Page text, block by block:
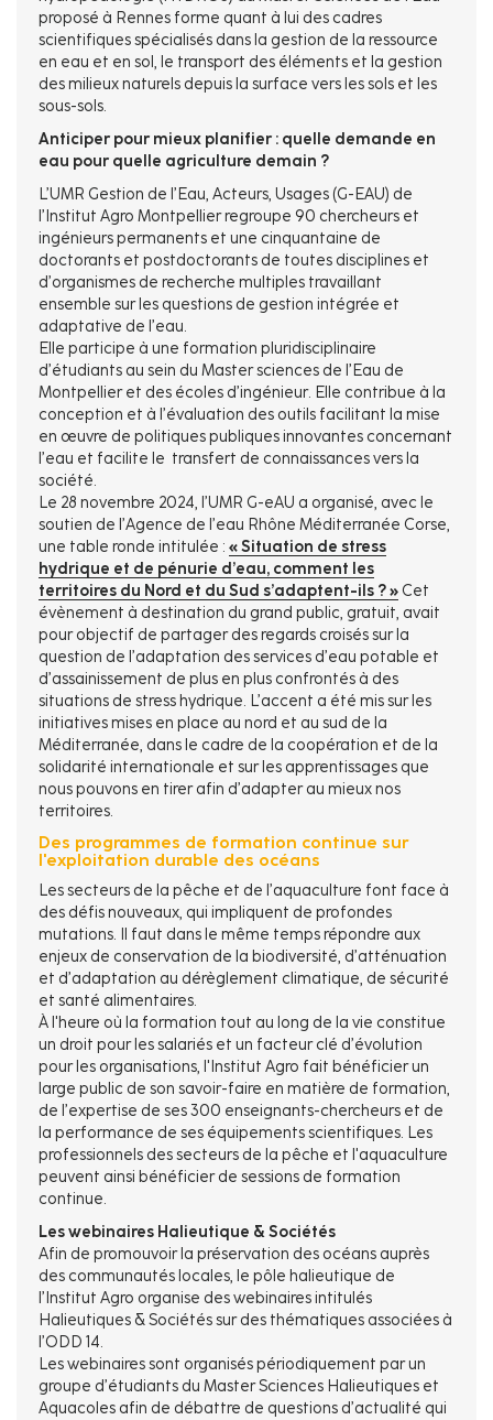
proposé à Rennes forme quant à lui des cadres
scientifiques spécialisés dans la gestion de la ressource
en eau et en sol, le transport des éléments et la gestion
des milieux naturels depuis la surface vers les sols et les
sous-sols.
Anticiper pour mieux planifier : quelle demande en
eau pour quelle agriculture demain ?
L’UMR Gestion de l’Eau, Acteurs, Usages (G-EAU) de
l’Institut Agro Montpellier regroupe 90 chercheurs et
ingénieurs permanents et une cinquantaine de
doctorants et postdoctorants de toutes disciplines et
d’organismes de recherche multiples travaillant
ensemble sur les questions de gestion intégrée et
adaptative de l’eau.
Elle participe à une formation pluridisciplinaire
d’étudiants au sein du Master sciences de l’Eau de
Montpellier et des écoles d’ingénieur. Elle contribue à la
conception et à l’évaluation des outils facilitant la mise
en œuvre de politiques publiques innovantes concernant
l’eau et facilite le transfert de connaissances vers la
société.
Le 28 novembre 2024, l’UMR G-eAU a organisé, avec le
soutien de l’Agence de l’eau Rhône Méditerranée Corse,
une table ronde intitulée : « Situation de stress
hydrique et de pénurie d’eau, comment les
territoires du Nord et du Sud s’adaptent-ils ? »Cet
évènement à destination du grand public, gratuit, avait
pour objectif de partager des regards croisés sur la
question de l’adaptation des services d’eau potable et
d’assainissement de plus en plus confrontés à des
situations de stress hydrique. L’accent a été mis sur les
initiatives mises en place au nord et au sud de la
Méditerranée, dans le cadre de la coopération et de la
solidarité internationale et sur les apprentissages que
nous pouvons en tirer afin d’adapter au mieux nos
territoires.
Des programmes de formation continue sur
l'exploitation durable des océans
Les secteurs de la pêche et de l’aquaculture font face à
des défis nouveaux, qui impliquent de profondes
mutations. Il faut dans le même temps répondre aux
enjeux de conservation de la biodiversité, d’atténuation
et d’adaptation au dérèglement climatique, de sécurité
et santé alimentaires.
À l'heure où la formation tout au long de la vie constitue
un droit pour les salariés et un facteur clé d’évolution
pour les organisations, l'Institut Agro fait bénéficier un
large public de son savoir-faire en matière de formation,
de l’expertise de ses 300 enseignants-chercheurs et de
la performance de ses équipements scientifiques. Les
professionnels des secteurs de la pêche et l'aquaculture
peuvent ainsi bénéficier de sessions de formation
continue.
Les webinaires Halieutique & Sociétés
Afin de promouvoir la préservation des océans auprès
des communautés locales, le pôle halieutique de
l’Institut Agro organise des webinaires intitulés
Halieutiques & Sociétés sur des thématiques associées à
l’ODD 14.
Les webinaires sont organisés périodiquement par un
groupe d’étudiants du Master Sciences Halieutiques et
Aquacoles afin de débattre de questions d’actualité qui